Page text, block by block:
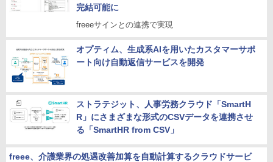
完結可能に
freeeサインとの連携で実現
オプティム、生成系AIを用いたカスタマーサポ
ート向け自動返信サービスを開発
ストラテジット、人事労務クラウド「SmartH
R」にさまざまな形式のCSVデータを連携させ
る「SmartHR from CSV」
freee、介護業界の処遇改善加算を自動計算するクラウドサービ